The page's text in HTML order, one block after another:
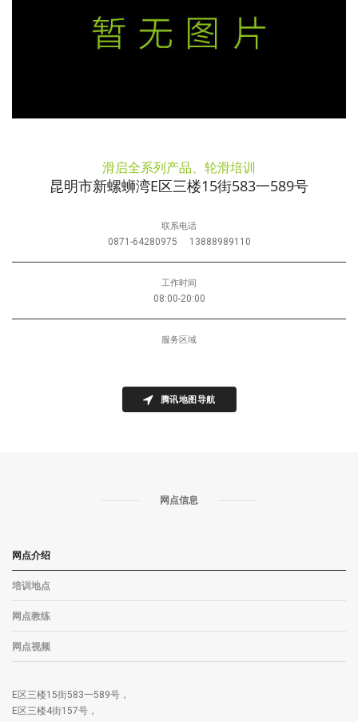
滑启全系列产品、轮滑培训
昆明市新螺蛳湾E区三楼15街583一589号
联系电话
0871-64280975 13888989110
工作时间
08:00-20:00
服务区域
腾讯地图导航
网点信息
网点介绍
培训地点
网点教练
网点视频
E区三楼15街583一589号，
E区三楼4街157号，